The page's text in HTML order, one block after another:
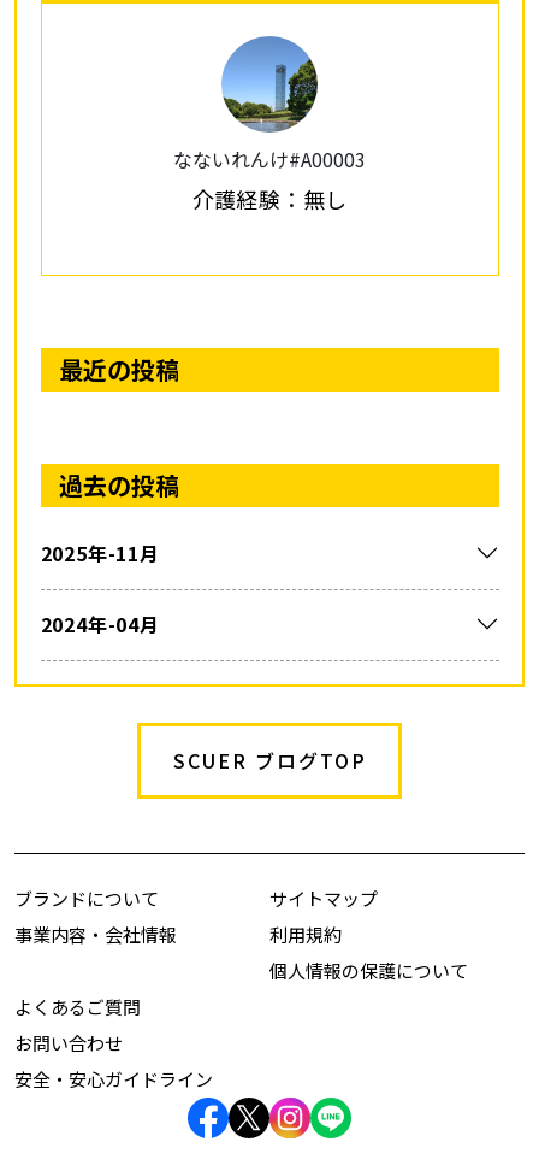
なないれんけ#A00003
介護経験：無し
最近の投稿
過去の投稿
2025年-11月
2024年-04月
SCUER ブログTOP
ブランドについて
事業内容・会社情報
サイトマップ
利用規約
個人情報の保護について
よくあるご質問
お問い合わせ
安全・安心ガイドライン